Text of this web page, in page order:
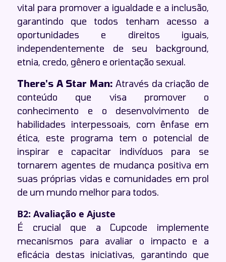
vital para promover a igualdade e a inclusão,
garantindo que todos tenham acesso a
oportunidades e direitos iguais,
independentemente de seu background,
etnia, credo, gênero e orientação sexual.
There's A Star Man: Através da criação de
conteúdo que visa promover o
conhecimento e o desenvolvimento de
habilidades interpessoais, com ênfase em
ética, este programa tem o potencial de
inspirar e capacitar indivíduos para se
tornarem agentes de mudança positiva em
suas próprias vidas e comunidades em prol
de um mundo melhor para todos.
B2: Avaliação e Ajuste
É crucial que a Cupcode implemente
mecanismos para avaliar o impacto e a
eficácia destas iniciativas, garantindo que